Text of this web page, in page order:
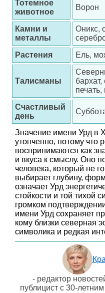
Тотемное
животное
Ворон
Камни и
металлы
Оникс,
Растения
Ель,
Талисманы
печать,
Счастливый
день
Значение имени Урд в
утонченно, потому что
воспринимаются как
и вкуса к смыслу. Оно
человека, который не
выбирает глубину,
означает Урд
стойкости и той тихой
громком
имени Урд сохраняет
кому близки северная
символика и редкая
- редактор
публицист с 30-